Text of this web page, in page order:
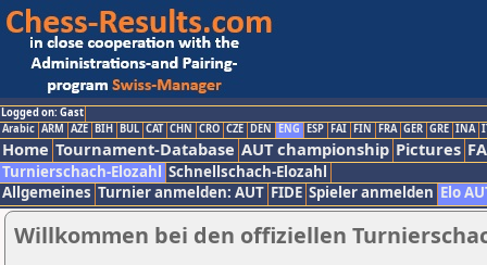
Logged on: Gast
Arabic ARM AZE BIH BUL CAT CHN CRO CZE DEN ENG ESP FAI FIN FRA GER GRE INA
Home Tournament-Database AUT championship Pictures
Turnierschach-Elozahl Schnellschach-Elozahl
Allgemeines Turnier anmelden: AUT FIDE Spieler anmelden Elo
Willkommen bei den offiziellen